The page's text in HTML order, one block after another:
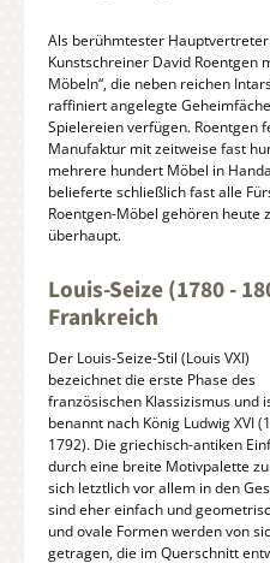
Als berühmtester
Kunstschreiner David Roentgen
Möbeln“, die neben reichen
raffiniert angelegte
Spielereien verfügen. Roentgen
Manufaktur mit zeitweise fast
mehrere hundert Möbel in
belieferte schließlich fast alle
Roentgen-Möbel gehören
überhaupt.
Louis-Seize (1780 -
Frankreich
Der Louis-Seize-Stil (Louis VXI)
bezeichnet die erste Phase des
französischen Klassizismus und
benannt nach König Ludwig XVI
1792). Die griechisch-antiken
durch eine breite Motivpalette
sich letztlich vor allem in den
sind eher einfach und
und ovale Formen werden von
getragen, die im Querschnitt